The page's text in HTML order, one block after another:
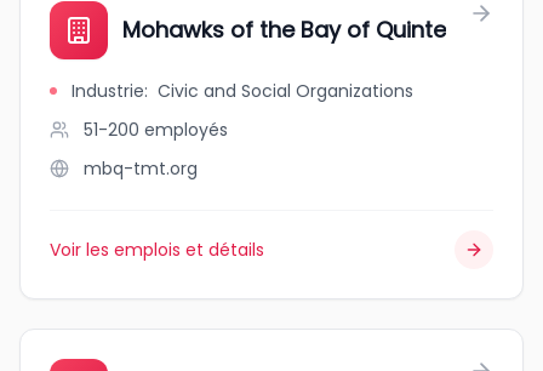
Mohawks of the Bay of Quinte
Industrie: Civic and Social Organizations
51-200 employés
mbq-tmt.org
Voir les emplois et détails